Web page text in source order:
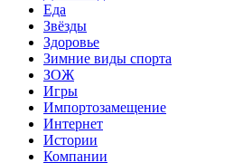
Еда
Звёзды
Здоровье
Зимние виды спорта
ЗОЖ
Игры
Импортозамещение
Интернет
Истории
Компании